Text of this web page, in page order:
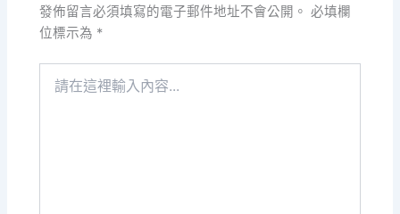
發佈留言必須填寫的電子郵件地址不會公開。 必填欄
位標示為 *